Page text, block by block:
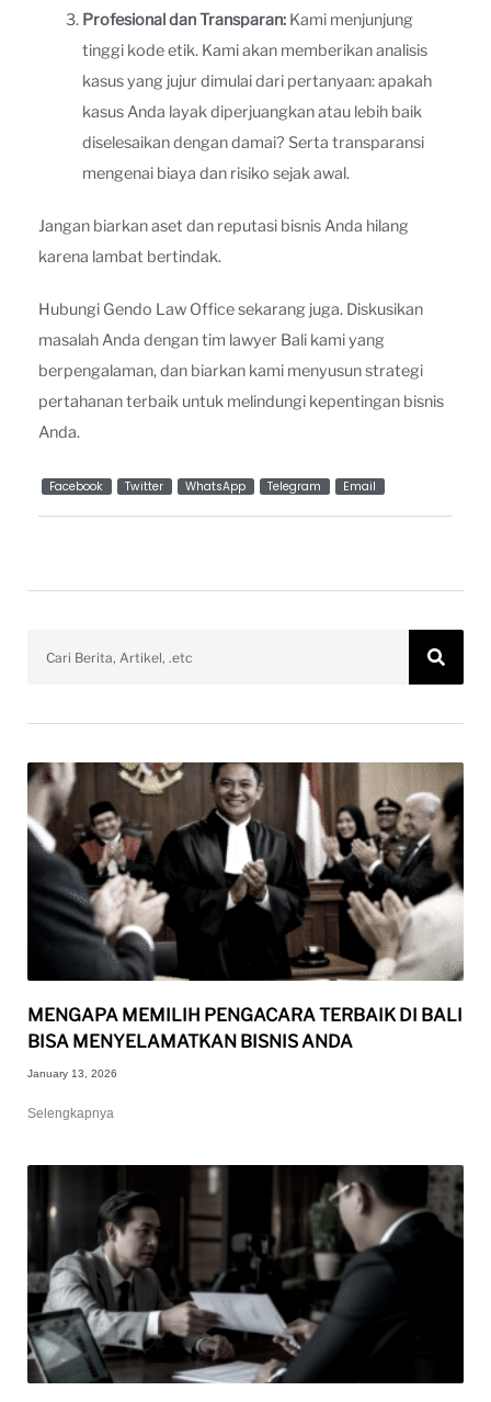
Profesional dan Transparan: Kami menjunjung
tinggi kode etik. Kami akan memberikan analisis
kasus yang jujur dimulai dari pertanyaan: apakah
kasus Anda layak diperjuangkan atau lebih baik
diselesaikan dengan damai? Serta transparansi
mengenai biaya dan risiko sejak awal.
Jangan biarkan aset dan reputasi bisnis Anda hilang
karena lambat bertindak.
Hubungi Gendo Law Office sekarang juga. Diskusikan
masalah Anda dengan tim lawyer Bali kami yang
berpengalaman, dan biarkan kami menyusun strategi
pertahanan terbaik untuk melindungi kepentingan bisnis
Anda.
Facebook Twitter WhatsApp Telegram Email
MENGAPA MEMILIH PENGACARA TERBAIK DI BALI
BISA MENYELAMATKAN BISNIS ANDA
January 13, 2026
Selengkapnya